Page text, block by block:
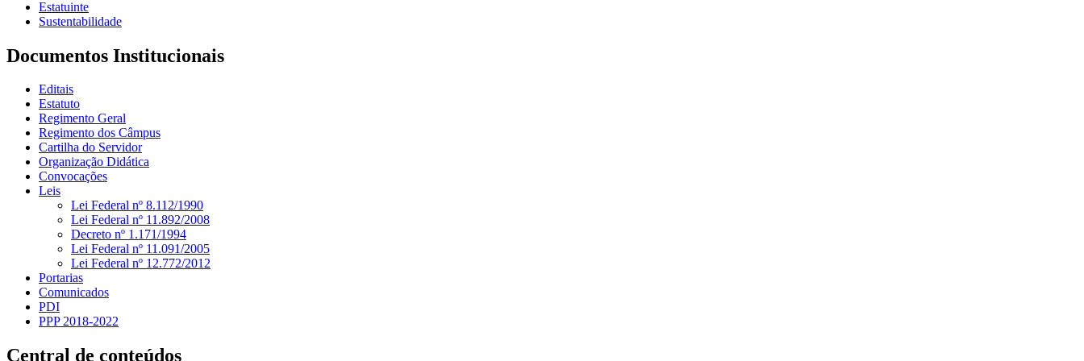
Estatuinte
Sustentabilidade
Documentos Institucionais
Editais
Estatuto
Regimento Geral
Regimento dos Câmpus
Cartilha do Servidor
Organização Didática
Convocações
Leis
Lei Federal nº 8.112/1990
Lei Federal nº 11.892/2008
Decreto nº 1.171/1994
Lei Federal nº 11.091/2005
Lei Federal nº 12.772/2012
Portarias
Comunicados
PDI
PPP 2018-2022
Central de conteúdos